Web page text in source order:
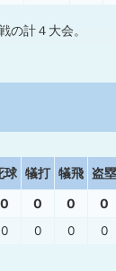
計４大会。
球 犠打 犠飛 盗塁
0 0 0 0
0 0 0 0